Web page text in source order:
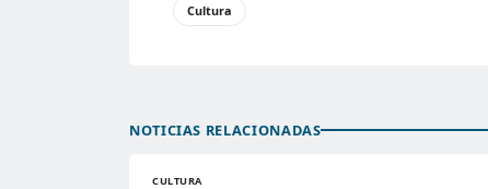
Cultura
NOTICIAS RELACIONADAS
CULTURA